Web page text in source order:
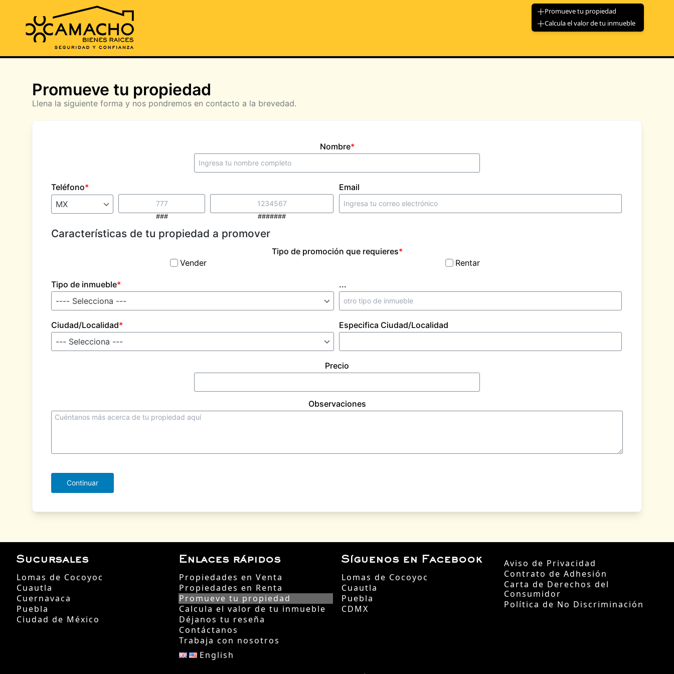
Promueve tu propiedad
Calcula el valor de tu inmueble
Promueve tu propiedad
Llena la siguiente forma y nos pondremos en contacto a la brevedad.
Nombre*
Teléfono*
### #######
Email
Características de tu propiedad a promover
Tipo de promoción que requieres*
Vender
Rentar
Tipo de inmueble* ...
Ciudad/Localidad* Especifica Ciudad/Localidad
Precio
Observaciones
Sucursales
Lomas de Cocoyoc
Cuautla
Cuernavaca
Puebla
Ciudad de México
Enlaces rápidos
Propiedades en Venta
Propiedades en Renta
Promueve tu propiedad
Calcula el valor de tu inmueble
Déjanos tu reseña
Contáctanos
Trabaja con nosotros
English
Síguenos en Facebook
Lomas de Cocoyoc
Cuautla
Puebla
CDMX
Aviso de Privacidad
Contrato de Adhesión
Carta de Derechos del
Consumidor
Política de No Discriminación